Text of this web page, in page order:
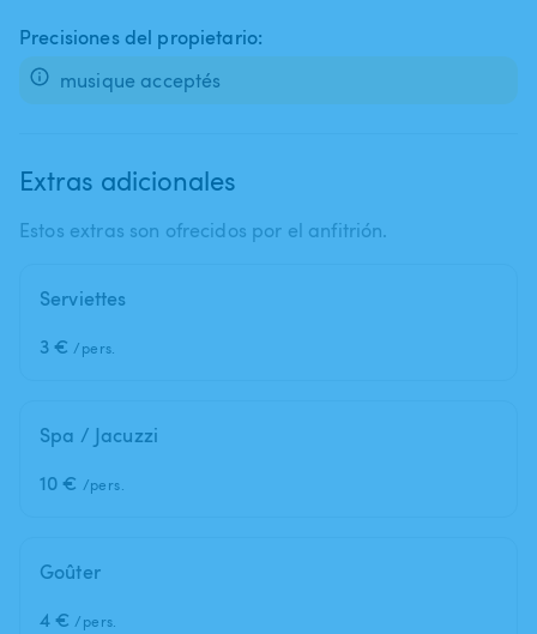
Precisiones del propietario:
musique acceptés
Extras adicionales
Estos extras son ofrecidos por el anfitrión.
Serviettes
3 € /pers.
Spa / Jacuzzi
10 € /pers.
Goûter
4 € /pers.